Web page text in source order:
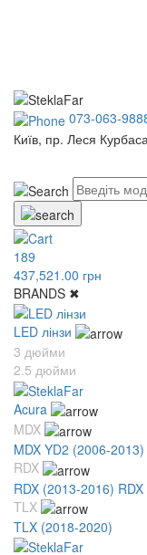
073-063-
Київ, пр. Леся
189
437,521.00 грн
BRANDS ✖
LED лінзи
3 дюйми
2.5 дюйми
Acura
MDX
MDX YD2 (2006-2013)
RDX
RDX (2013-2016)
TLX
TLX (2018-2020)